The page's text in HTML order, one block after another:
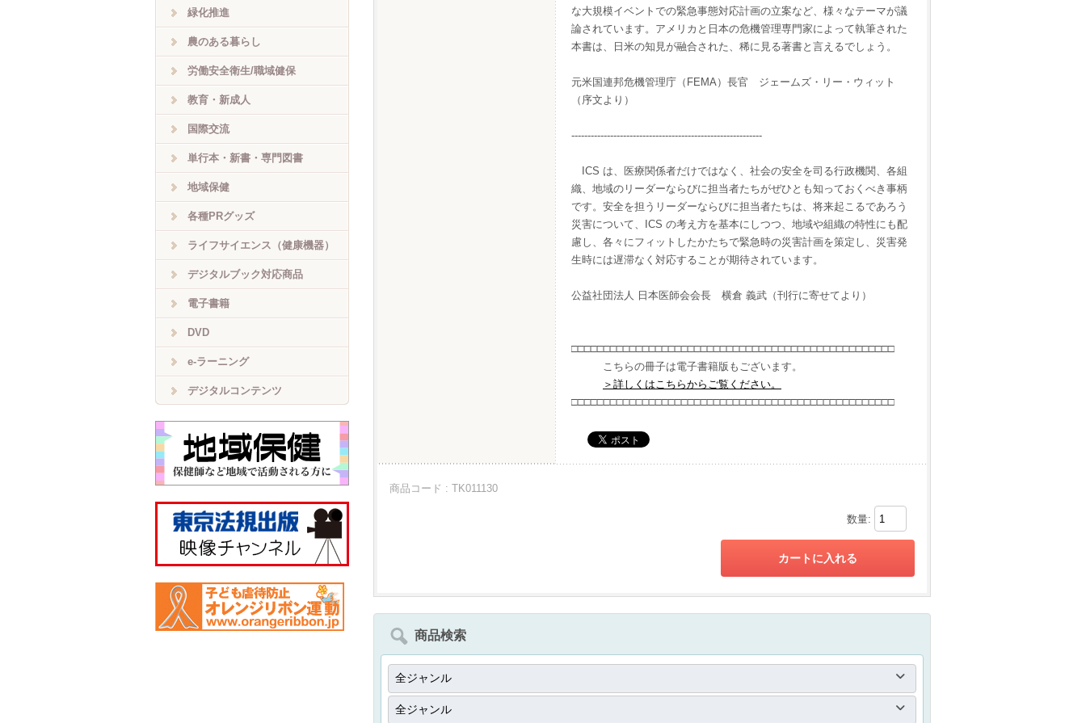
な大規模イベントでの緊急事態対応計画の立案など、様々なテーマが議
論されています。アメリカと日本の危機管理専門家によって執筆された
本書は、日米の知見が融合された、稀に見る著書と言えるでしょう。
元米国連邦危機管理庁（FEMA）長官 ジェームズ・リー・ウィット
（序文より）
-----------------------------------------------------------
ICS は、医療関係者だけではなく、社会の安全を司る行政機関、各組
織、地域のリーダーならびに担当者たちがぜひとも知っておくべき事柄
です。安全を担うリーダーならびに担当者たちは、将来起こるであろう
災害について、ICS の考え方を基本にしつつ、地域や組織の特性にも配
慮し、各々にフィットしたかたちで緊急時の災害計画を策定し、災害発
生時には遅滞なく対応することが期待されています。
公益社団法人 日本医師会会長 横倉 義武（刊行に寄せてより）
□□□□□□□□□□□□□□□□□□□□□□□□□□□□□□□□□□□□□□□□□□□□□□□□□□
こちらの冊子は電子書籍版もございます。
＞詳しくはこちらからご覧ください。
□□□□□□□□□□□□□□□□□□□□□□□□□□□□□□□□□□□□□□□□□□□□□□□□□□
商品コード : TK011130
数量:
商品検索
緑化推進
農のある暮らし
労働安全衛生/職域健保
教育・新成人
国際交流
単行本・新書・専門図書
地域保健
各種PRグッズ
ライフサイエンス（健康機器）
デジタルブック対応商品
電子書籍
DVD
e-ラーニング
デジタルコンテンツ